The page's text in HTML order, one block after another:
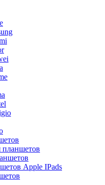
планшетов
Apple IPads